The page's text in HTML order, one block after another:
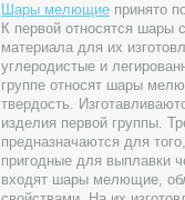
Шары мелющие принято
К первой относятся шары
материала для их
углеродистые и
группе относят шары
твердость.
изделия первой группы.
предназначаются для
пригодные для выплавки
входят шары мелющие,